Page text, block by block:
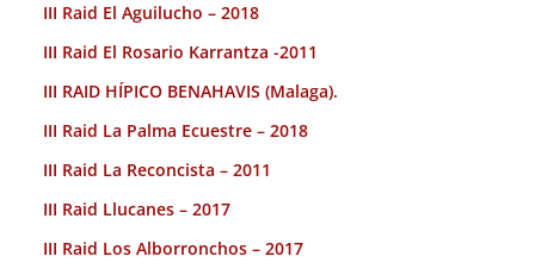
III Raid El Aguilucho – 2018
III Raid El Rosario Karrantza -2011
III RAID HÍPICO BENAHAVIS (Malaga).
III Raid La Palma Ecuestre – 2018
III Raid La Reconcista – 2011
III Raid Llucanes – 2017
III Raid Los Alborronchos – 2017